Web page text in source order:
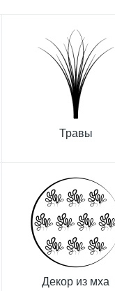
Травы
Декор из мха